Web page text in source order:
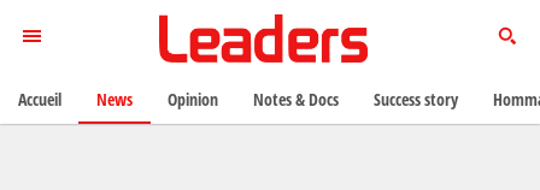
Accueil News Opinion Notes & Docs Success story